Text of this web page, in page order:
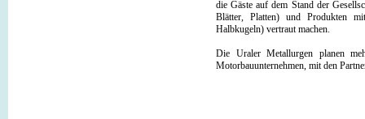
die Gäste auf dem Stand der
Blätter, Platten) und Produkten
Halbkugeln) vertraut machen.
Die Uraler Metallurgen planen
Motorbauunternehmen, mit den